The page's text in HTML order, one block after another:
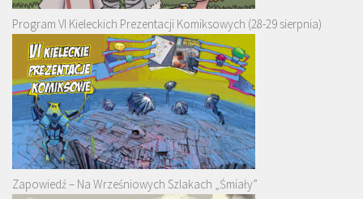
Program VI Kieleckich Prezentacji Komiksowych (28-29 sierpnia)
Zapowiedź – Na Wrześniowych Szlakach „Śmiały”